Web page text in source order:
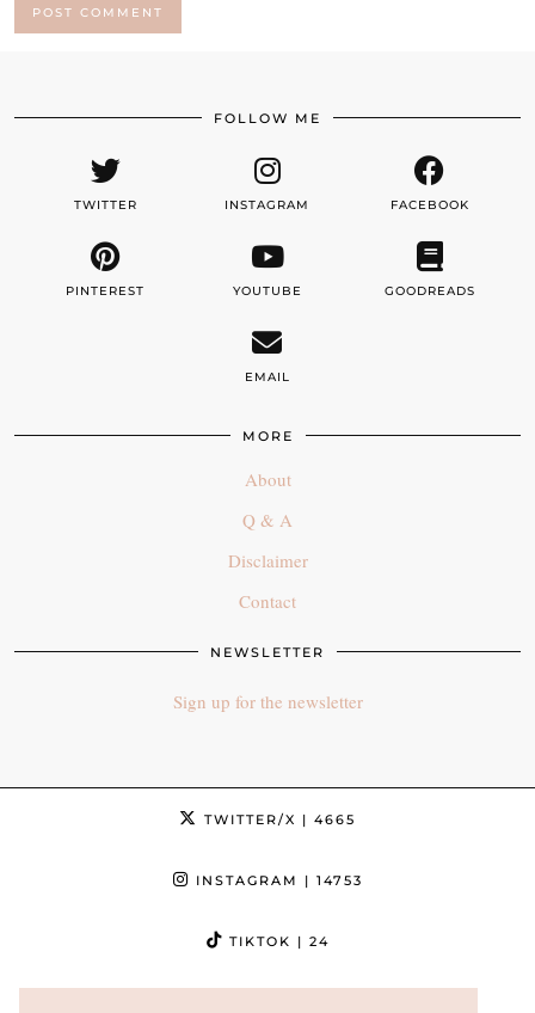
FOLLOW ME
TWITTER INSTAGRAM FACEBOOK
PINTEREST YOUTUBE GOODREADS
EMAIL
MORE
About
Q & A
Disclaimer
Contact
NEWSLETTER
Sign up for the newsletter
TWITTER/X | 4665
INSTAGRAM | 14753
TIKTOK | 24